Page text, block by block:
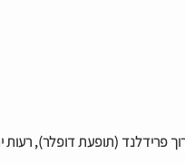
פרידלנד (תופעת דופלר), רעות